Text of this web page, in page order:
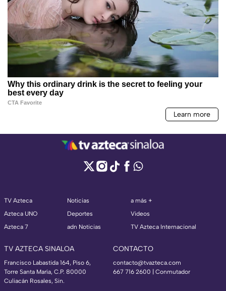
TV Azteca
Azteca UNO
Azteca 7
Noticias
Deportes
adn Noticias
a más +
Videos
TV Azteca Internacional
TV AZTECA SINALOA
Francisco Labastida 164, Piso 6,
Torre Santa María, C.P. 80000
Culiacán Rosales, Sin.
CONTACTO
contacto@tvazteca.com
667 716 2600 | Conmutador